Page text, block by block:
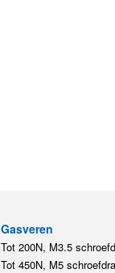
Gasveren
Tot 200N, M3.5
Tot 450N, M5